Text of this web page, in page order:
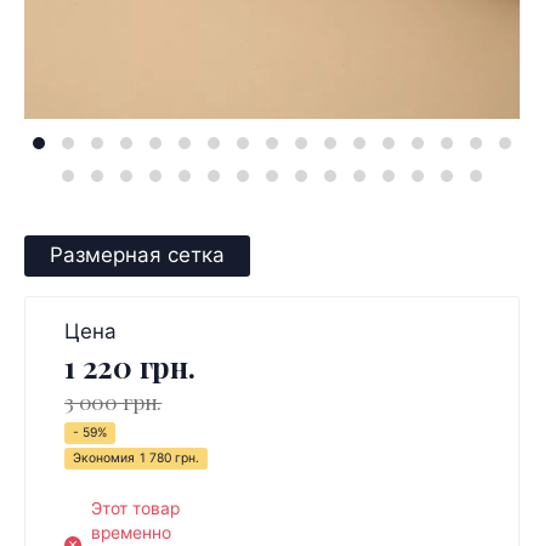
Размерная сетка
Цена
1 220 грн.
3 000 грн.
- 59%
Экономия 1 780 грн.
Этот товар
временно